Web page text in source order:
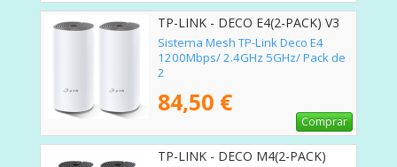
TP-LINK - DECO E4(2-PACK) V3
Sistema Mesh TP-Link Deco E4
1200Mbps/ 2.4GHz 5GHz/ Pack de
2
84,50 €
Comprar
TP-LINK - DECO M4(2-PACK)